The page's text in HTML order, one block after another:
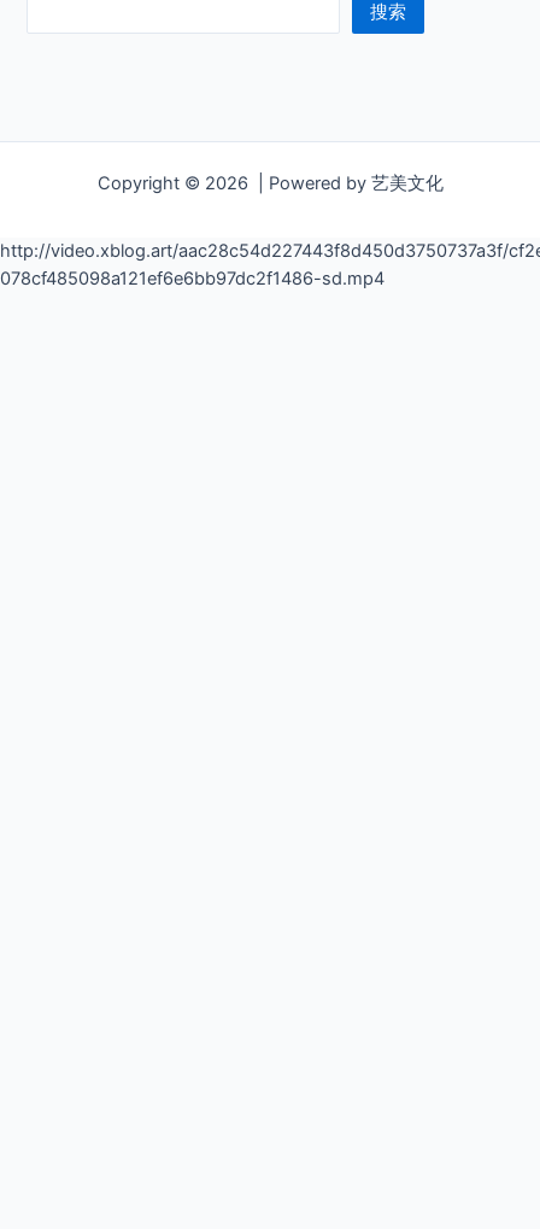
搜索
Copyright © 2026 | Powered by 艺美文化
http://video.xblog.art/aac28c54d227443f8d450d3750737a3f/
078cf485098a121ef6e6bb97dc2f1486-sd.mp4